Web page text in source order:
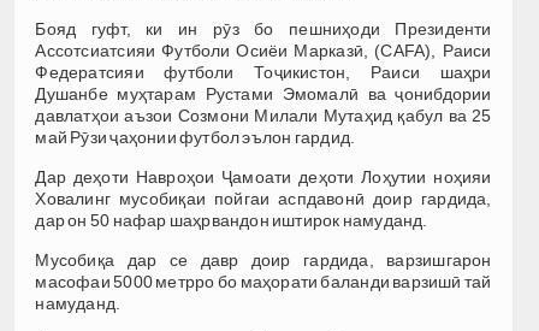
Бояд гуфт, ки ин рӯз бо пешниҳоди Президенти
Ассотсиатсияи Футболи Осиёи Марказӣ, (CAFA), Раиси
Федератсияи футболи Тоҷикистон, Раиси шаҳри
Душанбе муҳтарам Рустами Эмомалӣ ва ҷонибдории
давлатҳои аъзои Созмони Милали Мутаҳид қабул ва 25
май Рӯзи ҷаҳонии футбол эълон гардид.
Дар деҳоти Навроҳои Ҷамоати деҳоти Лоҳутии ноҳияи
Ховалинг мусобиқаи пойгаи аспдавонӣ доир гардида,
дар он 50 нафар шаҳрвандон иштирок намуданд.
Мусобиқа дар се давр доир гардида, варзишгарон
масофаи 5000 метрро бо маҳорати баланди варзишӣ тай
намуданд.